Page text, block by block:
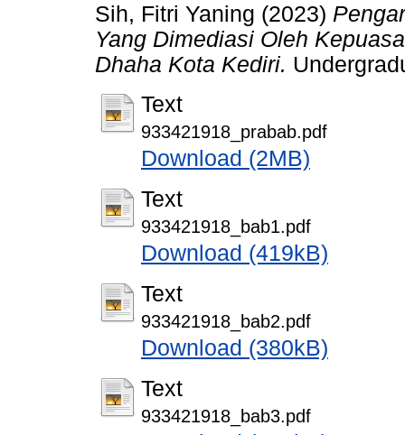
Sih, Fitri Yaning (2023)
Yang Dimediasi Oleh
Dhaha Kota Kediri.
Text
933421918_prabab.pdf
Download (2MB)
Text
933421918_bab1.pdf
Download (419kB)
Text
933421918_bab2.pdf
Download (380kB)
Text
933421918_bab3.pdf